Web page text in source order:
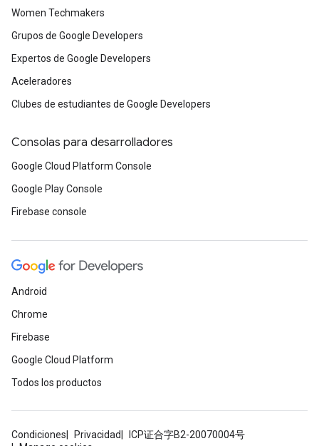
Women Techmakers
Grupos de Google Developers
Expertos de Google Developers
Aceleradores
Clubes de estudiantes de Google Developers
Consolas para desarrolladores
Google Cloud Platform Console
Google Play Console
Firebase console
Android
Chrome
Firebase
Google Cloud Platform
Todos los productos
Condiciones Privacidad
ICP证合字B2-20070004号